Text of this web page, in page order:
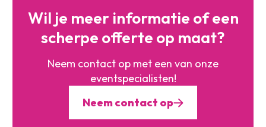
Wil je meer informatie ofeen
scherpe offerte op maat?
Neem contact op met een van onze
eventspecialisten!
Neem contact op